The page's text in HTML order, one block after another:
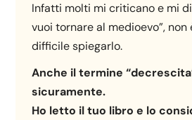
Infatti molti mi criticano e mi
vuoi tornare al medioevo”, non
difficile spiegarlo.
Anche il termine
sicuramente.
Ho letto il tuo libro e lo